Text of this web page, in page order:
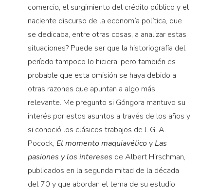
comercio, el surgimiento del crédito público y el
naciente discurso de la economía política, que
se dedicaba, entre otras cosas, a analizar estas
situaciones? Puede ser que la historiografía del
período tampoco lo hiciera, pero también es
probable que esta omisión se haya debido a
otras razones que apuntan a algo más
relevante. Me pregunto si Góngora mantuvo su
interés por estos asuntos a través de los años y
si conoció los clásicos trabajos de J. G. A.
Pocock, El momento maquiavélicoy Las
pasiones y los intereses de Albert Hirschman,
publicados en la segunda mitad de la década
del 70 y que abordan el tema de su estudio